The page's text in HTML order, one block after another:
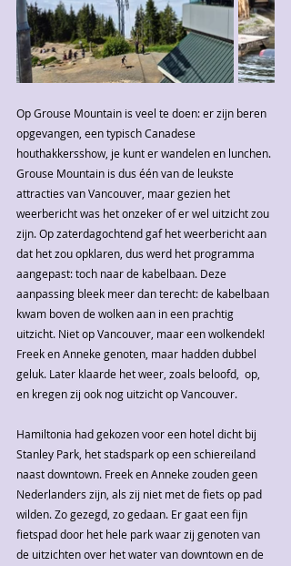
Op Grouse Mountain is veel te doen: er zijn beren
opgevangen, een typisch Canadese
houthakkersshow, je kunt er wandelen en lunchen.
Grouse Mountain is dus één van de leukste
attracties van Vancouver, maar gezien het
weerbericht was het onzeker of er wel uitzicht zou
zijn. Op zaterdagochtend gaf het weerbericht aan
dat het zou opklaren, dus werd het programma
aangepast: toch naar de kabelbaan. Deze
aanpassing bleek meer dan terecht: de kabelbaan
kwam boven de wolken aan in een prachtig
uitzicht. Niet op Vancouver, maar een wolkendek!
Freek en Anneke genoten, maar hadden dubbel
geluk. Later klaarde het weer, zoals beloofd,  op,
en kregen zij ook nog uitzicht op Vancouver.
Hamiltonia had gekozen voor een hotel dicht bij
Stanley Park, het stadspark op een schiereiland
naast downtown. Freek en Anneke zouden geen
Nederlanders zijn, als zij niet met de fiets op pad
wilden. Zo gezegd, zo gedaan. Er gaat een fijn
fietspad door het hele park waar zij genoten van
de uitzichten over het water van downtown en de